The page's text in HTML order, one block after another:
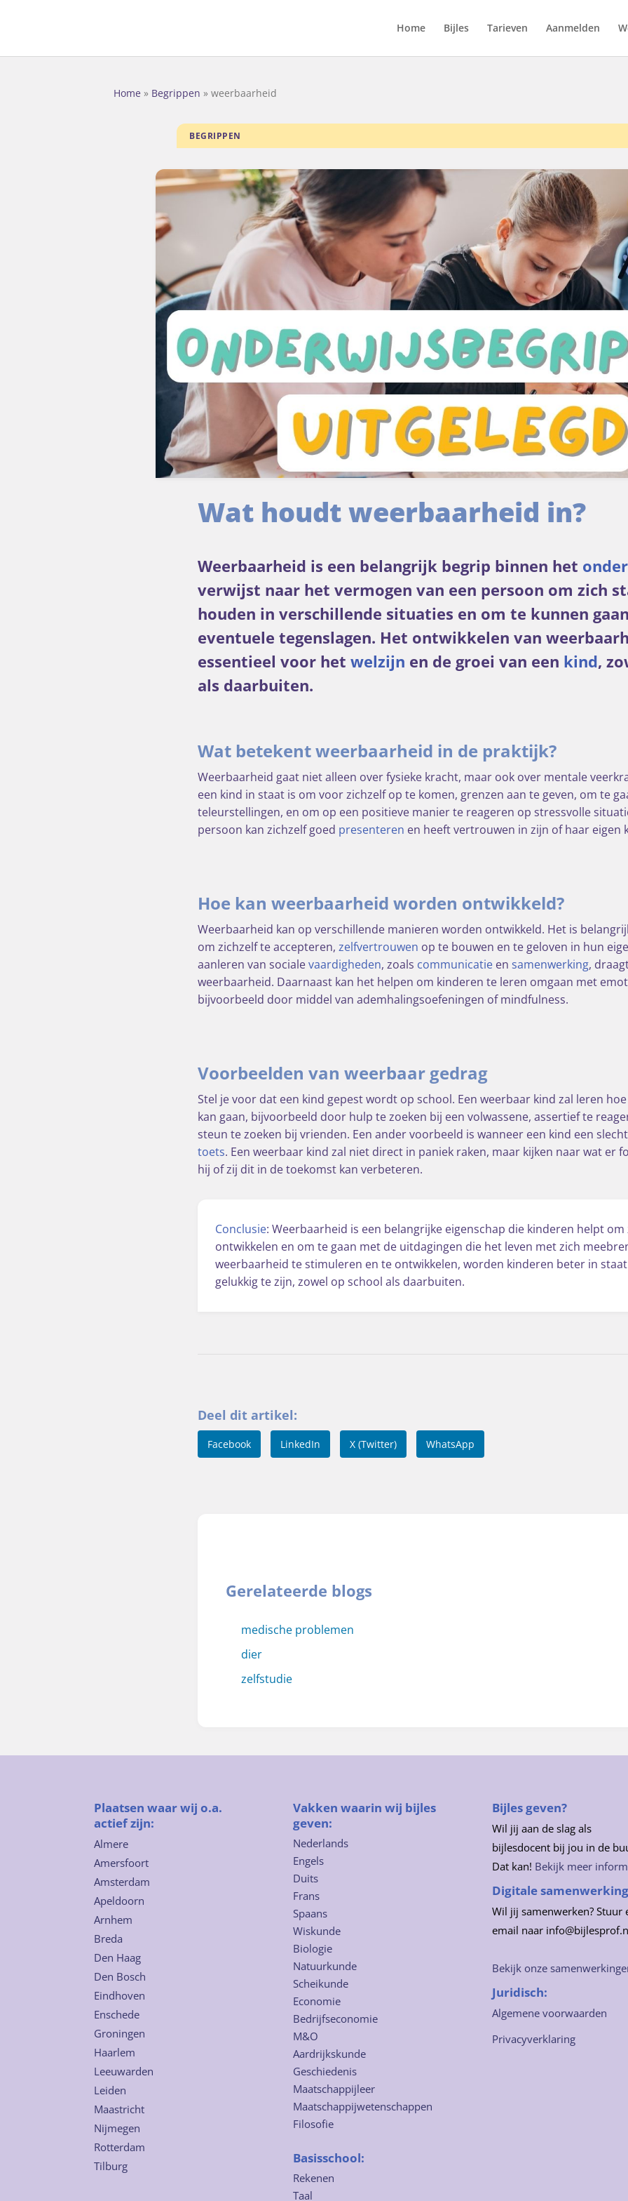
Home Bijles Tarieven Aanmelden
Home » Begrippen » weerbaarheid
BEGRIPPEN
Wat houdt weerbaarheid in?
Weerbaarheid is een belangrijk begrip binnen het
verwijst naar het vermogen van een persoon om zich
houden in verschillende situaties en om te kunnen
eventuele tegenslagen. Het ontwikkelen van
essentieel voor het welzijn en de groei van een kind,
als daarbuiten.
Wat betekent weerbaarheid in de praktijk?
Weerbaarheid gaat niet alleen over fysieke kracht, maar ook over mentale
een kind in staat is om voor zichzelf op te komen, grenzen aan te geven, om te
teleurstellingen, en om op een positieve manier te reageren op stressvolle
persoon kan zichzelf goed presenteren en heeft vertrouwen in zijn of haar eigen
Hoe kan weerbaarheid worden ontwikkeld?
Weerbaarheid kan op verschillende manieren worden ontwikkeld. Het is
om zichzelf te accepteren, zelfvertrouwen op te bouwen en te geloven in hun
aanleren van socialevaardigheden, zoals communicatie en samenwerking,
weerbaarheid. Daarnaast kan het helpen om kinderen te leren omgaan met
bijvoorbeeld door middel van ademhalingsoefeningen of mindfulness.
Voorbeelden van weerbaar gedrag
Stel je voor dat een kind gepest wordt op school. Een weerbaar kind zal leren
kan gaan, bijvoorbeeld door hulp te zoeken bij een volwassene, assertief te
steun te zoeken bij vrienden. Een ander voorbeeld is wanneer een kind een slecht
toets. Een weerbaar kind zal niet direct in paniek raken, maar kijken naar wat er
hij of zij dit in de toekomst kan verbeteren.
Conclusie: Weerbaarheid is een belangrijke eigenschap die kinderen helpt om
ontwikkelen en om te gaan met de uitdagingen die het leven met zich
weerbaarheid te stimuleren en te ontwikkelen, worden kinderen beter in
gelukkig te zijn, zowel op school als daarbuiten.
Deel dit artikel:
Facebook LinkedIn X (Twitter) WhatsApp
Gerelateerde blogs
medische problemen
dier
zelfstudie
Plaatsen waar wij o.a.
actief zijn:
Almere
Amersfoort
Amsterdam
Apeldoorn
Arnhem
Breda
Den Haag
Den Bosch
Eindhoven
Enschede
Groningen
Haarlem
Leeuwarden
Leiden
Maastricht
Nijmegen
Rotterdam
Tilburg
Vakken waarin wij bijles
geven:
Nederlands
Engels
Duits
Frans
Spaans
Wiskunde
Biologie
Natuurkunde
Scheikunde
Economie
Bedrijfseconomie
M&O
Aardrijkskunde
Geschiedenis
Maatschappijleer
Maatschappijwetenschappen
Filosofie
Basisschool:
Rekenen
Taal
Bijles geven?
Wil jij aan de slag als
bijlesdocent bij jou in de
Dat kan! Bekijk meer
Digitale
Wil jij samenwerken? Stuur
email naar
Bekijk onze
Juridisch:
Algemene voorwaarden
Privacyverklaring